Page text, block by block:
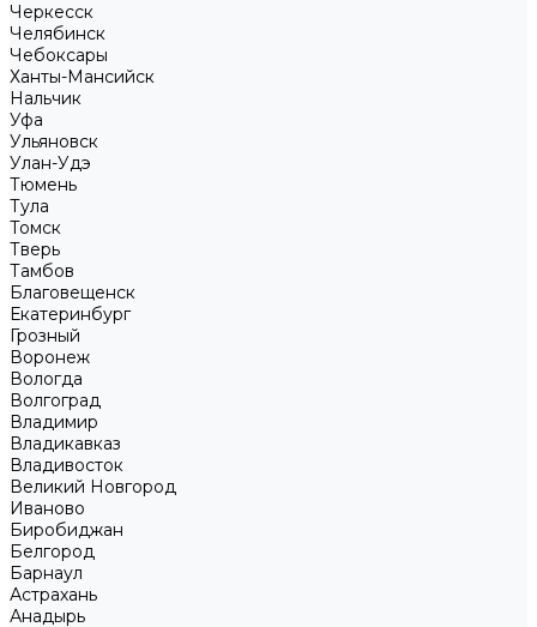
Черкесск
Челябинск
Чебоксары
Ханты-Мансийск
Нальчик
Уфа
Ульяновск
Улан-Удэ
Тюмень
Тула
Томск
Тверь
Тамбов
Благовещенск
Екатеринбург
Грозный
Воронеж
Вологда
Волгоград
Владимир
Владикавказ
Владивосток
Великий Новгород
Иваново
Биробиджан
Белгород
Барнаул
Астрахань
Анадырь